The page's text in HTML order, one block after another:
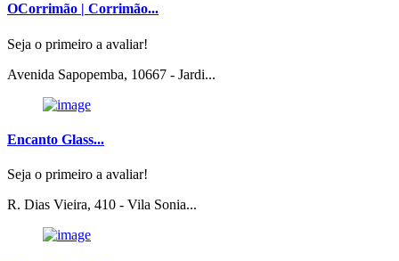
OCorrimão | Corrimão...
Seja o primeiro a avaliar!
Avenida Sapopemba, 10667 - Jardi...
Encanto Glass...
Seja o primeiro a avaliar!
R. Dias Vieira, 410 - Vila Sonia...